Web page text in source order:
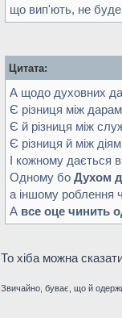
що вип'ють, не буде
Цитата:
А щодо духовних
Є різниця між
Є й різниця між
Є різниця й між
І кожному дається
Одному бо Духом
а іншому роблення
А все оце чинить
То хіба можна
Звичайно, буває, що й